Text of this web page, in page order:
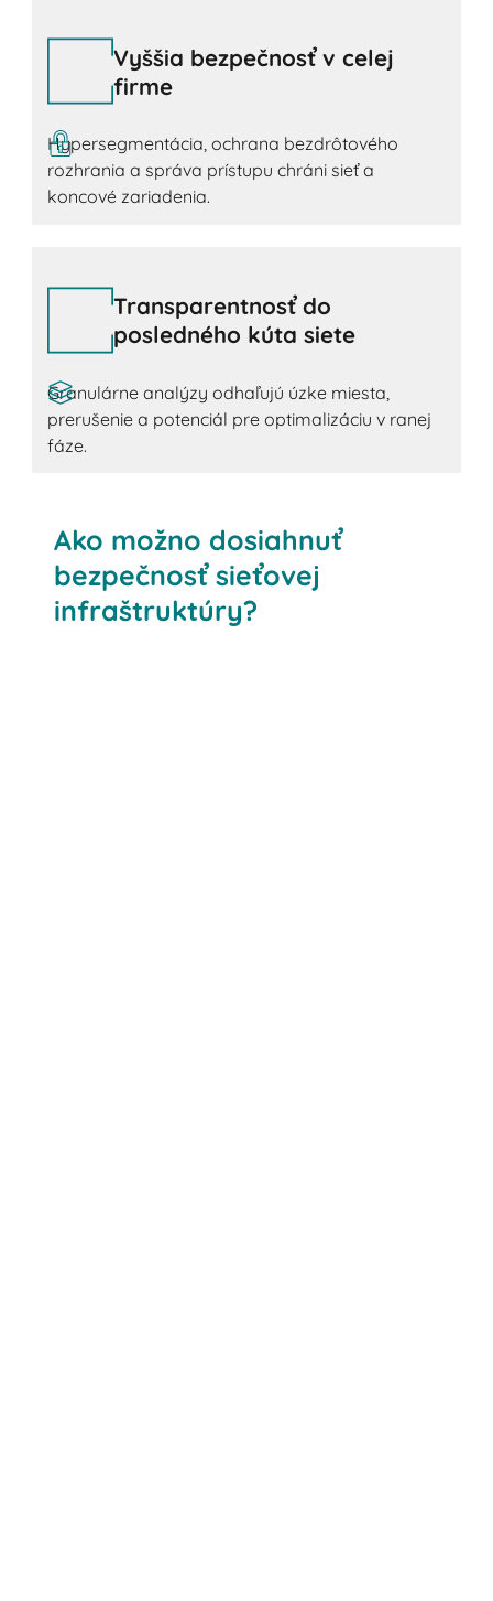
Vyššia bezpečnosť v celej
firme
Hypersegmentácia, ochrana bezdrôtového
rozhrania a správa prístupu chráni sieť a
koncové zariadenia.
Transparentnosť do
posledného kúta siete
Granulárne analýzy odhaľujú úzke miesta,
prerušenie a potenciál pre optimalizáciu v ranej
fáze.
Ako možno dosiahnuť
bezpečnosť sieťovej
infraštruktúry?